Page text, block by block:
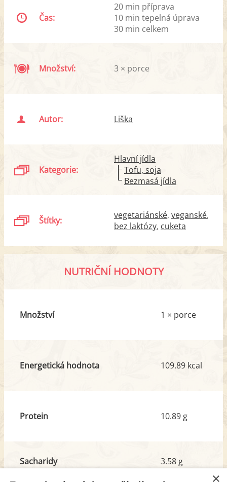
Čas:
20 min příprava
10 min tepelná úprava
30 min celkem
Množství: 3 × porce
Autor: Liška
Kategorie:
Hlavní jídla
Tofu, soja
Bezmasá jídla
Štítky: vegetariánské veganské
bez laktózy cuketa
NUTRIČNÍ HODNOTY
Množství 1 × porce
Energetická hodnota 109.89 kcal
Protein 10.89 g
Sacharidy
z toho cukr
3.58 g
2.73 g
×